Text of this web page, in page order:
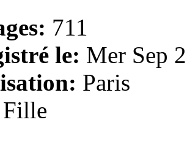
711
le: Mer Sep
Paris
Fille